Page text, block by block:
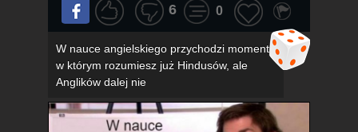
6 0
W nauce angielskiego przychodzi moment,
w którym rozumiesz już Hindusów, ale
Anglików dalej nie